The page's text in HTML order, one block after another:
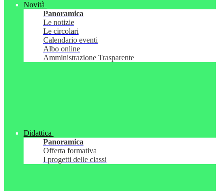
Novità
Panoramica
Le notizie
Le circolari
Calendario eventi
Albo online
Amministrazione Trasparente
Didattica
Panoramica
Offerta formativa
I progetti delle classi